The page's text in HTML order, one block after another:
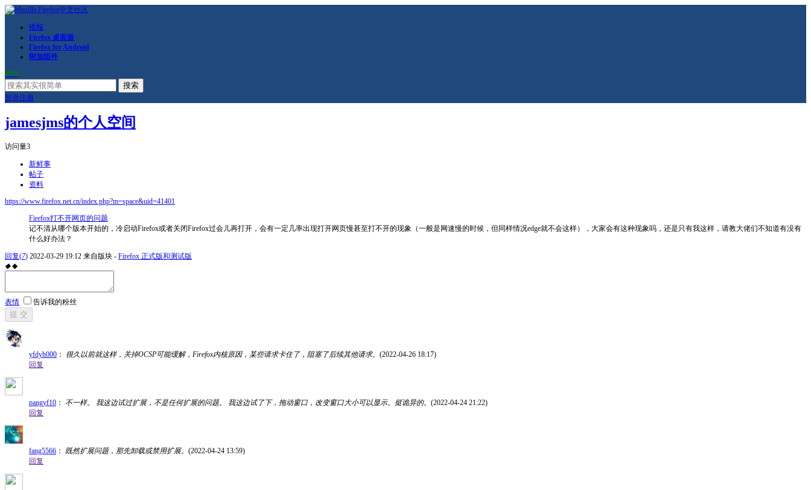
论坛
Firefox 桌面版
Firefox for Android
附加组件
RSS
搜索
登录注册
jamesjms的个人空间
访问量3
新鲜事
帖子
资料
https://www.firefox.net.cn/index.php?m=space&uid=41401
Firefox打不开网页的问题
记不清从哪个版本开始的，冷启动Firefox或者关闭Firefox过会儿再打开，会有一定几率出现打开网页慢甚至打不开的现象（一般是网速慢的时候，但同样情况edge就不会这样），大家会有这种现象吗，还是只有我这样，请教大佬们不知道有没有
什么好办法？
回复(7) 2022-03-29 19:12 来自版块 - Firefox 正式版和测试版
◆ ◆
表情 告诉我的粉丝
提 交
yfdyh000 ： 很久以前就这样，关掉OCSP可能缓解，Firefox内核原因，某些请求卡住了，阻塞了后续其他请求。 (2022-04-26 18:17)
回复
pangyf10 ： 不一样。 我这边试过扩展，不是任何扩展的问题。 我这边试了下，拖动窗口，改变窗口大小可以显示。挺诡异的。 (2022-04-24 21:22)
回复
fang5566 ： 既然扩展问题，那先卸载或禁用扩展。 (2022-04-24 13:59)
回复